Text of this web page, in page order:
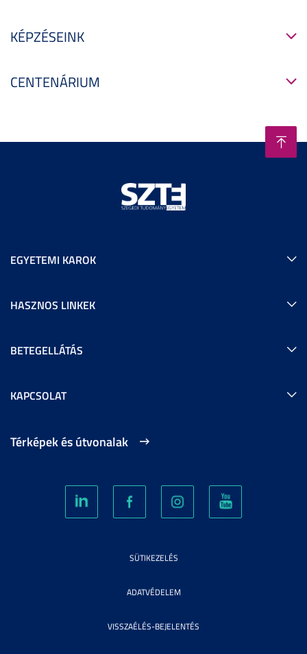
KÉPZÉSEINK
CENTENÁRIUM
EGYETEMI KAROK
HASZNOS LINKEK
BETEGELLÁTÁS
KAPCSOLAT
Térképek és útvonalak
SÜTIKEZELÉS
ADATVÉDELEM
VISSZAÉLÉS-BEJELENTÉS